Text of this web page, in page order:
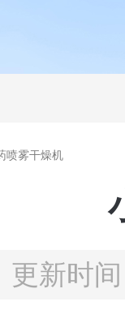
喷雾干燥机
更新时